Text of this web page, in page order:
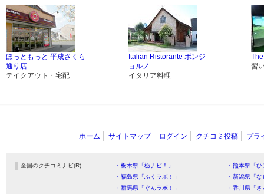
ほっともっと 平成さくら
通り店
テイクアウト・宅配
Italian Ristorante ボンジ
ョルノ
イタリア料理
習
ホーム サイトマップ ログイン クチコミ投稿 プラ
全国のクチコミナビ(R) ・栃木県「栃ナビ！」
・熊本県「
・福島県「ふくラボ！」
・新潟県「
・群馬県「ぐんラボ！」
・香川県「